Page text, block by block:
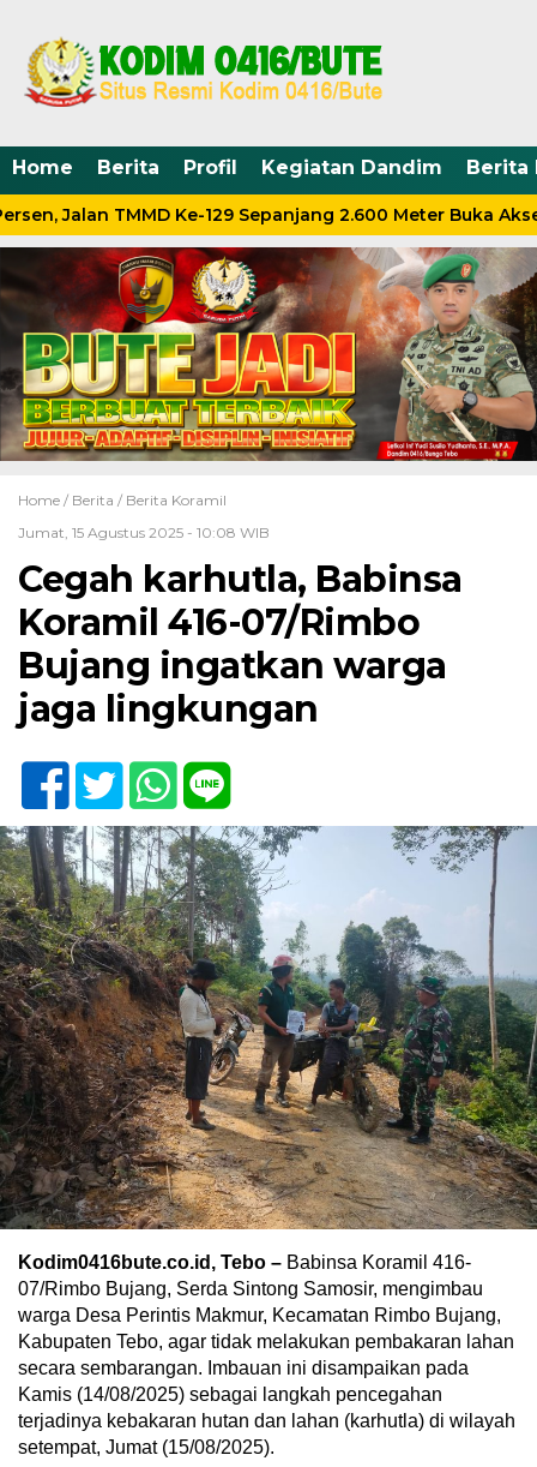
Home Berita Profil Kegiatan Dandim Berita
Jalan TMMD Ke-129 Sepanjang 2.600 Meter Buka
Home / Berita / Berita Koramil
Jumat, 15 Agustus 2025 - 10:08 WIB
Cegah karhutla, Babinsa
Koramil 416-07/Rimbo
Bujang ingatkan warga
jaga lingkungan
Kodim0416bute.co.id, Tebo – Babinsa Koramil 416-
07/Rimbo Bujang, Serda Sintong Samosir, mengimbau
warga Desa Perintis Makmur, Kecamatan Rimbo Bujang,
Kabupaten Tebo, agar tidak melakukan pembakaran lahan
secara sembarangan. Imbauan ini disampaikan pada
Kamis (14/08/2025) sebagai langkah pencegahan
terjadinya kebakaran hutan dan lahan (karhutla) di wilayah
setempat, Jumat (15/08/2025).